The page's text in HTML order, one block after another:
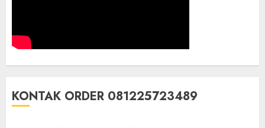
KONTAK ORDER 081225723489